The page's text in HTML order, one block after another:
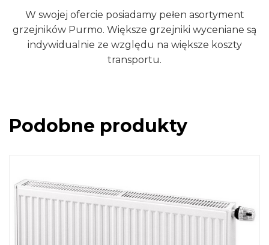
W swojej ofercie posiadamy pełen asortyment
grzejników Purmo. Większe grzejniki wyceniane są
indywidualnie ze względu na większe koszty
transportu.
Podobne produkty